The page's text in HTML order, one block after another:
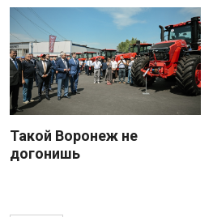
Такой Воронеж не
догонишь